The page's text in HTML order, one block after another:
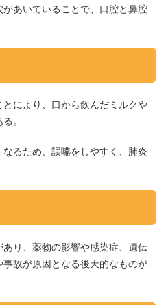
あいていることで、口腔と鼻腔
により、口から飲んだミルクや
。
るため、誤嚥をしやすく、肺炎
り、薬物の影響や感染症、遺伝
故が原因となる後天的なものが